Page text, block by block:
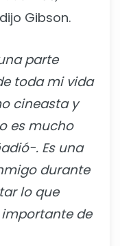
dijo Gibson.
parte
toda mi vida
cineasta y
es mucho
. Es una
durante
lo que
de